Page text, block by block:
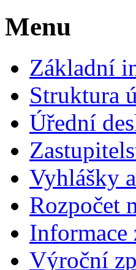
Menu
Základní
Struktura
Úřední
Vyhlášky
Rozpočet
Informace
Výroční